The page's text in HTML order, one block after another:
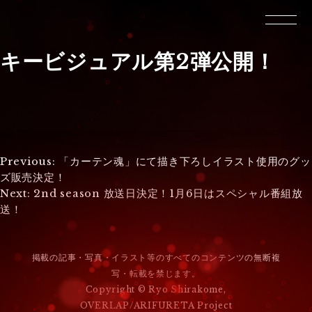
キービジュアル第2弾公開！
投
稿
ナ
Previous:
「カーテン魂」にて描き下ろしイラスト使用のグッ
ズ販売決定！
Next: 2nd season 放送日決定！1月6日はスペシャル番組放
送！
掲載の記事・写真・イラスト等のすべてのコンテンツの無断複
写・転載を禁じます。
Copyright © Ryo Shirakome,
OVERLAP/ARIFURETA Project